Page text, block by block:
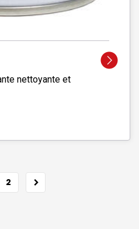
nettoyante et
2